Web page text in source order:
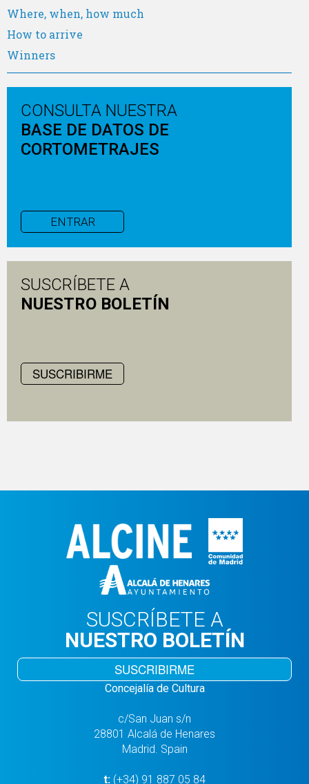
Where, when, how much
How to arrive
Winners
CONSULTA NUESTRA
BASE DE DATOS DE
CORTOMETRAJES
ENTRAR
SUSCRÍBETE A
NUESTRO BOLETÍN
SUSCRIBIRME
SUSCRÍBETE A
NUESTRO BOLETÍN
SUSCRIBIRME
Concejalía de Cultura
c/San Juan s/n
28801 Alcalá de Henares
Madrid. Spain
t: (+34) 91 887 05 84